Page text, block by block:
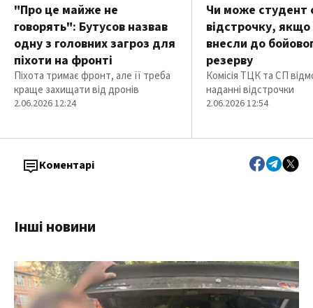
"Про це майже не
говорять": Бутусов назвав
одну з головних загроз для
піхоти на фронті
Піхота тримає фронт, але її треба
краще захищати від дронів
2.06.2026 12:24
Чи може студент
відстрочку, якщо
внесли до
резерву
Комісія ТЦК та СП
наданні відстрочки
2.06.2026 12:54
Коментарі
Інші новини